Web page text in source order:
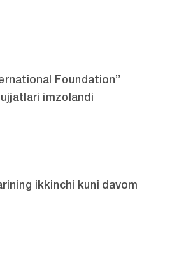
Foundation”
imzolandi
ikkinchi kuni davom